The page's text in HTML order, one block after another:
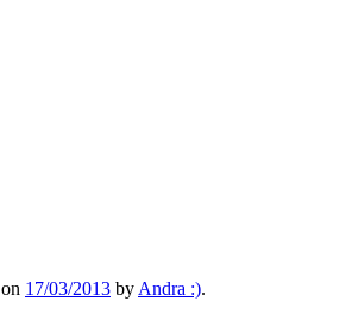
on 17/03/2013 by Andra :).